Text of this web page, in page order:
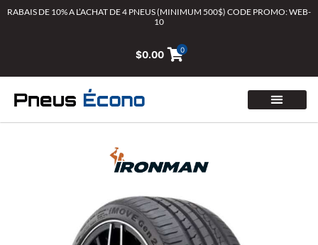
AllerRABAIS DE 10% A L’ACHAT DE 4 PNEUS (MINIMUM 500$) CODE PROMO: WEB-
10
$0.00 0